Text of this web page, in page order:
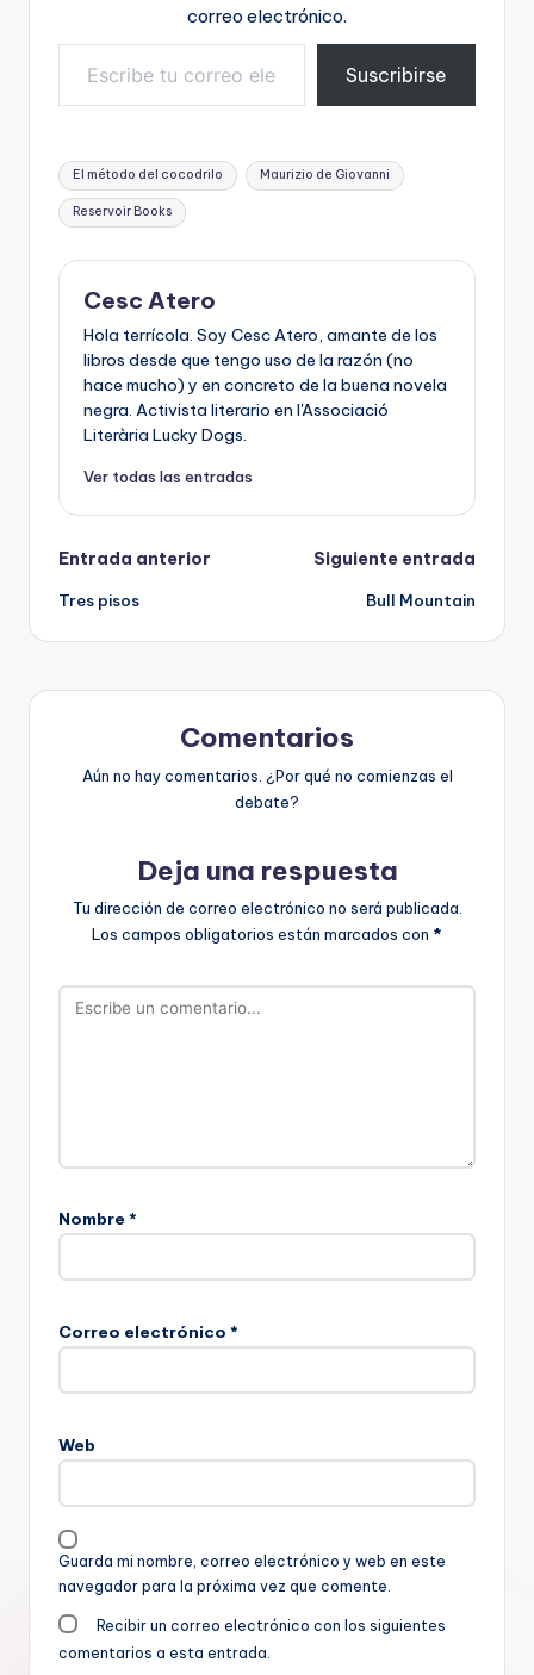
correo electrónico.
Escribe tu correo electrónico…
Suscribirse
Etiquetas:
El método del cocodrilo Maurizio de Giovanni
Reservoir Books
Cesc Atero
Hola terrícola. Soy Cesc Atero, amante de los
libros desde que tengo uso de la razón (no
hace mucho) y en concreto de la buena novela
negra. Activista literario en l'Associació
Literària Lucky Dogs.
Ver todas las entradas
Navegación
de
Entrada anterior
Tres pisos
Siguiente entrada
Bull Mountain
Comentarios
Aún no hay comentarios. ¿Por qué no comienzas el
debate?
Deja una respuesta
Tu dirección de correo electrónico no será publicada.
Los campos obligatorios están marcados con *
Nombre *
Correo electrónico *
Web
Guarda mi nombre, correo electrónico y web en este
navegador para la próxima vez que comente.
Recibir un correo electrónico con los siguientes
comentarios a esta entrada.